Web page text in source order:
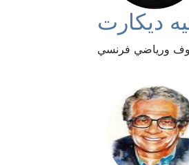
ديكارت
ورياضي فرنسي